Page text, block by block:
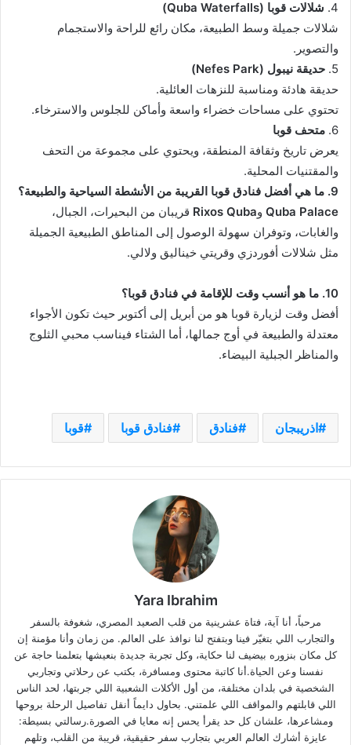
4. شلالات قوبا (Quba Waterfalls)
شلالات جميلة وسط الطبيعة، مكان رائع للراحة والاستجمام
والتصوير.
5. حديقة نيبول (Nefes Park)
حديقة هادئة ومناسبة للنزهات العائلية.
تحتوي على مساحات خضراء واسعة وأماكن للجلوس والاسترخاء.
6. متحف قوبا
يعرض تاريخ وثقافة المنطقة، ويحتوي على مجموعة من التحف
والمقتنيات المحلية.
9. ما هي أفضل فنادق قوبا القريبة من الأنشطة السياحية والطبيعة؟
Quba Palace وRixos Quba قريبان من البحيرات، الجبال،
والغابات، وتوفران سهولة الوصول إلى المناطق الطبيعية الجميلة
مثل شلالات أفوردزي وقريتي خيناليق ولالي.
10. ما هو أنسب وقت للإقامة في فنادق قوبا؟
أفضل وقت لزيارة قوبا هو من أبريل إلى أكتوبر حيث تكون الأجواء
معتدلة والطبيعة في أوج جمالها، أما الشتاء فيناسب محبي الثلوج
والمناظر الجبلية البيضاء.
اذريبجان فنادق فنادق قوبا قوبا
Yara Ibrahim
مرحباً، أنا آية، فتاة عشرينية من قلب الصعيد المصري، شغوفة بالسفر
والتجارب اللي بتغيّر فينا وبتفتح لنا نوافذ على العالم. من زمان وأنا مؤمنة إن
كل مكان بنزوره بيضيف لنا حكاية، وكل تجربة جديدة بنعيشها بتعلمنا حاجة عن
نفسنا وعن الحياة.أنا كاتبة محتوى ومسافرة، بكتب عن رحلاتي وتجاربي
الشخصية في بلدان مختلفة، من أول الأكلات الشعبية اللي جربتها، لحد الناس
اللي قابلتهم والمواقف اللي علمتني. بحاول دايماً أنقل تفاصيل الرحلة بروحها
ومشاعرها، علشان كل حد يقرأ يحس إنه معايا في الصورة.رسالتي بسيطة:
عايزة أشارك العالم العربي بتجارب سفر حقيقية، قريبة من القلب، وتلهم